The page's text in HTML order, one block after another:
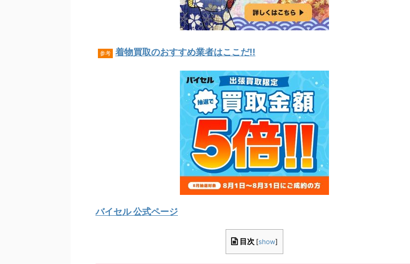
参考 着物買取のおすすめ業者はここだ!!
バイセル 公式ページ
目次 [show]